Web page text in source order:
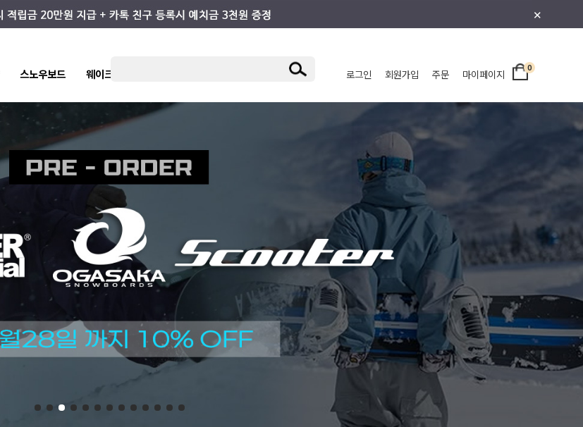
×
스노우보드 웨이크/서핑 키즈/주니어 로그인 회원가입 주문 마이페이지
0